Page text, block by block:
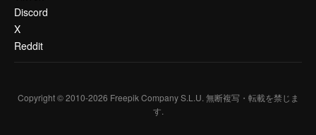
Discord
X
Reddit
Copyright © 2010-2026 Freepik Company S.L.U. 無断複写・転載を禁じま
す.